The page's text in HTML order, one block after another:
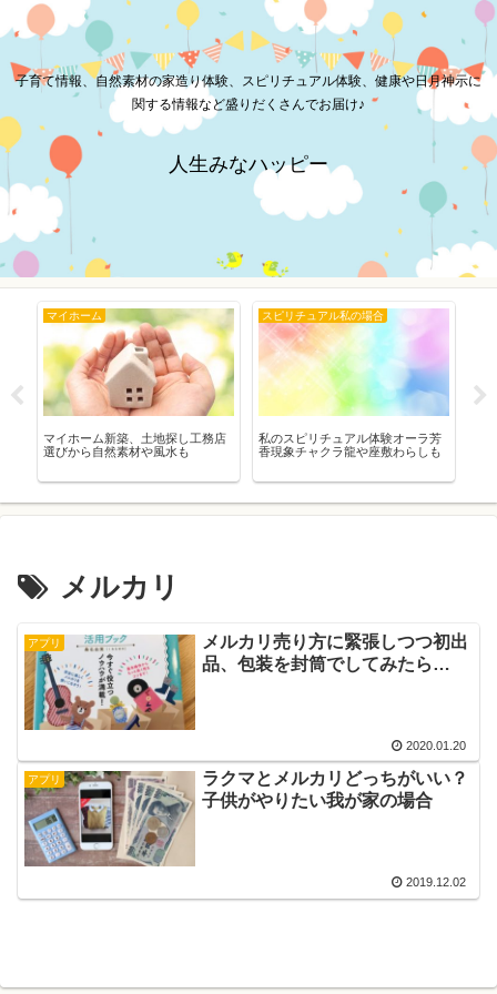
子育て情報、自然素材の家造り体験、スピリチュアル体験、健康や日月神示に
関する情報など盛りだくさんでお届け♪
人生みなハッピー
マイホーム
マイホーム新築、土地探し工務店
選びから自然素材や風水も
スピリチュアル私の場合
私のスピリチュアル体験オーラ芳
香現象チャクラ龍や座敷わらしも
メルカリ
アプリ
メルカリ売り方に緊張しつつ初出
品、包装を封筒でしてみたら…
2020.01.20
アプリ
ラクマとメルカリどっちがいい？
子供がやりたい我が家の場合
2019.12.02